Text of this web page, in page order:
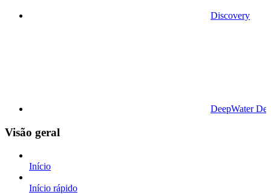
Discovery
DeepWater
Visão geral
Início
Início rápido